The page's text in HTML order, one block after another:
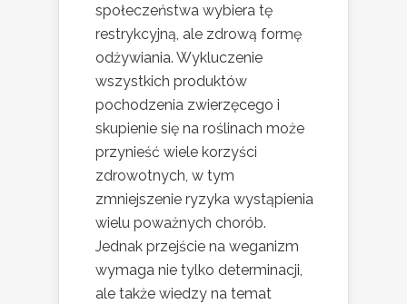
społeczeństwa wybiera tę
restrykcyjną, ale zdrową formę
odżywiania. Wykluczenie
wszystkich produktów
pochodzenia zwierzęcego i
skupienie się na roślinach może
przynieść wiele korzyści
zdrowotnych, w tym
zmniejszenie ryzyka wystąpienia
wielu poważnych chorób.
Jednak przejście na weganizm
wymaga nie tylko determinacji,
ale także wiedzy na temat